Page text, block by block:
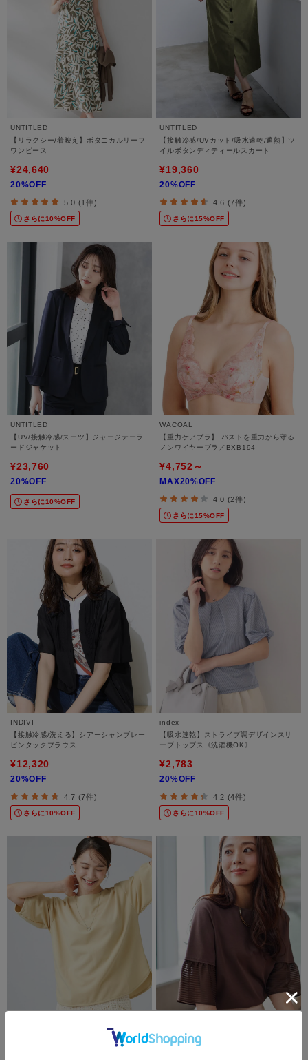
UNTITLED
【リラクシー/着映え】ボタニカルリーフ
ワンピース
¥24,640
20%OFF
5.0 (1件)
さらに10%OFF
UNTITLED
【接触冷感/UVカット/吸水速乾/遮熱】ツ
イルボタンディティールスカート
¥19,360
20%OFF
4.6 (7件)
さらに15%OFF
UNTITLED
【UV/接触冷感/スーツ】ジャージテーラ
ードジャケット
¥23,760
20%OFF
さらに10%OFF
WACOAL
【重力ケアブラ】 バストを重力から守る
ノンワイヤーブラ／BXB194
¥4,752～
MAX20%OFF
4.0 (2件)
さらに15%OFF
INDIVI
【接触冷感/洗える】シアーシャンブレー
ピンタックブラウス
¥12,320
20%OFF
4.7 (7件)
さらに10%OFF
index
【吸水速乾】ストライプ調デザインスリ
ーブトップス《洗濯機OK》
¥2,783
20%OFF
4.2 (4件)
さらに10%OFF
【2点セット／洗濯機可／S-LL】インせ
ず着られる ネックレス付き5分袖Ｔシャ
キングカットソー